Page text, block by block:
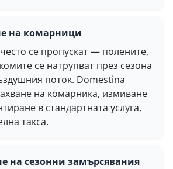
на комарници
се пропускат — полените,
се натрупват през сезона
поток. Domestina
на комарника, измиване
в стандартната услуга,
такса.
на сезонни замърсявания